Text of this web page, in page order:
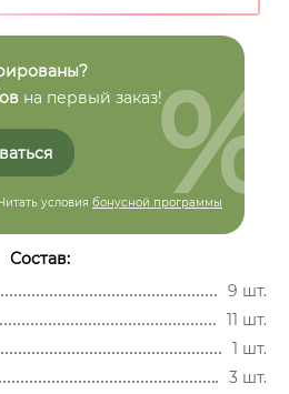
на первый заказ!
условия бонусной программы
%
Состав:
9 шт.
11 шт.
1 шт.
3 шт.